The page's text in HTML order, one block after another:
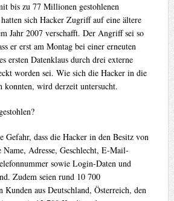
bis zu 77 Millionen gestohlenen
sich Hacker Zugriff auf eine ältere
Jahr 2007 verschafft. Der Angriff sei so
er erst am Montag bei einer erneuten
ersten Datenklaus durch drei externe
worden sei. Wie sich die Hacker in die
konnten, wird derzeit untersucht.
Gefahr, dass die Hacker in den Besitz von
Adresse, Geschlecht, E-Mail-
sowie Login-Daten und
Zudem seien rund 10 700
aus Deutschland, Österreich, den